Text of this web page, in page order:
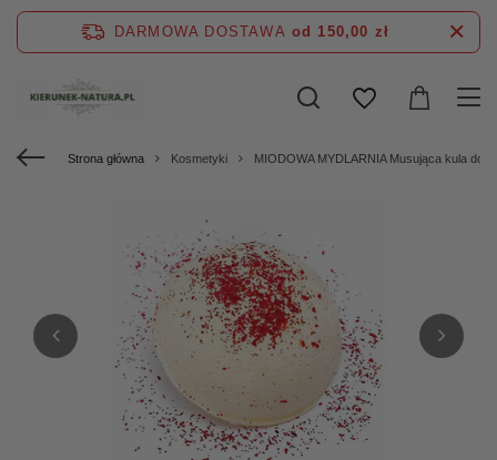
DARMOWA DOSTAWA od 150,00 zł
Strona główna Kosmetyki MIODOWA MYDLARNIA Musująca kula do